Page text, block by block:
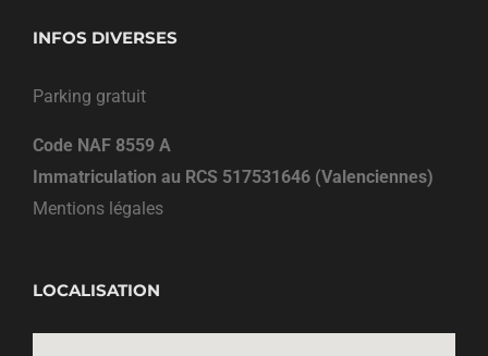
INFOS DIVERSES
Parking gratuit
Code NAF 8559 A
Immatriculation au RCS 517531646 (Valenciennes)
Mentions légales
LOCALISATION